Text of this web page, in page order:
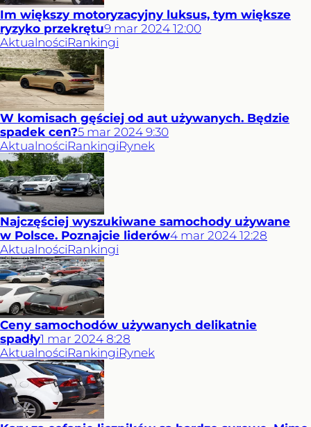
Im większy motoryzacyjny luksus, tym większe
ryzyko przekrętu9 mar 2024 12:00
AktualnościRankingi
W komisach gęściej od aut używanych. Będzie
spadek cen?5 mar 2024 9:30
AktualnościRankingiRynek
Najczęściej wyszukiwane samochody używane
w Polsce. Poznajcie liderów4 mar 2024 12:28
AktualnościRankingi
Ceny samochodów używanych delikatnie
spadły1 mar 2024 8:28
AktualnościRankingiRynek